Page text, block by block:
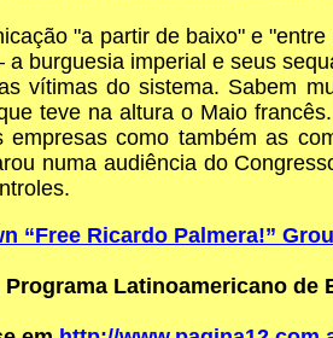
"a partir de baixo" e
a burguesia imperial e seus
vítimas do sistema. Sabem
teve na altura o Maio
como também as
numa audiência do
“Free Ricardo Palmera!”
Latinoamericano